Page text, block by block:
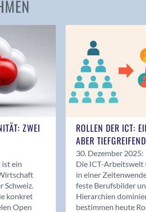
Andelfingen
Balsthal
Balzers
Bassersdorf
Benken (SG)
Bergdietikon
ZWEI
ein
Schweiz.
konkret
Open
ROLLEN DER ICT:
ABER
30. Dezember 2025:
Die ICT-Arbeitswelt
in einer
feste Berufsbilder
Hierarchien
bestimmen heute